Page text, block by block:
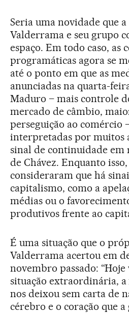
Seria uma novidade que
Valderrama e seu grupo
espaço. Em todo caso, as
programáticas agora se
até o ponto em que as
anunciadas na quarta-
Maduro – mais controle
mercado de câmbio,
perseguição ao comércio
interpretadas por muitos
sinal de continuidade em
de Chávez. Enquanto
consideraram que há
capitalismo, como a
médias ou o
produtivos frente ao
É uma situação que o
Valderrama acertou em
novembro passado:
situação extraordinária, a
nos deixou sem carta de
cérebro e o coração que